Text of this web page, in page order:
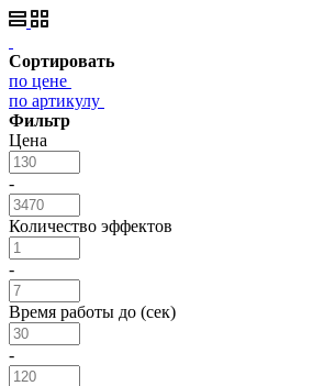
Сортировать
по цене
по артикулу
Фильтр
Цена
-
Количество эффектов
-
Время работы до (сек)
-